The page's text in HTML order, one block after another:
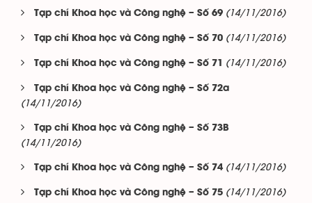
Tạp chí Khoa học và Công nghệ – Số 69 (14/11/2016)
Tạp chí Khoa học và Công nghệ – Số 70 (14/11/2016)
Tạp chí Khoa học và Công nghệ – Số 71 (14/11/2016)
Tạp chí Khoa học và Công nghệ – Số 72a
(14/11/2016)
Tạp chí Khoa học và Công nghệ – Số 73B
(14/11/2016)
Tạp chí Khoa học và Công nghệ – Số 74 (14/11/2016)
Tạp chí Khoa học và Công nghệ – Số 75 (14/11/2016)